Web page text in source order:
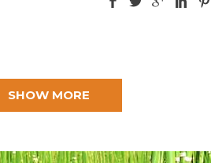
SHOW MORE